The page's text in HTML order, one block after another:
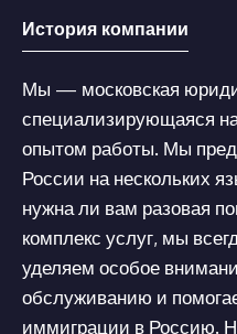
История компании
Мы — московская
специализирующаяся
опытом работы. Мы
России на нескольких
нужна ли вам разовая
комплекс услуг, мы
уделяем особое
обслуживанию и
иммиграции в Россию.